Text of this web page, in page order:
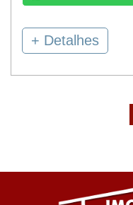
+ Detalhes